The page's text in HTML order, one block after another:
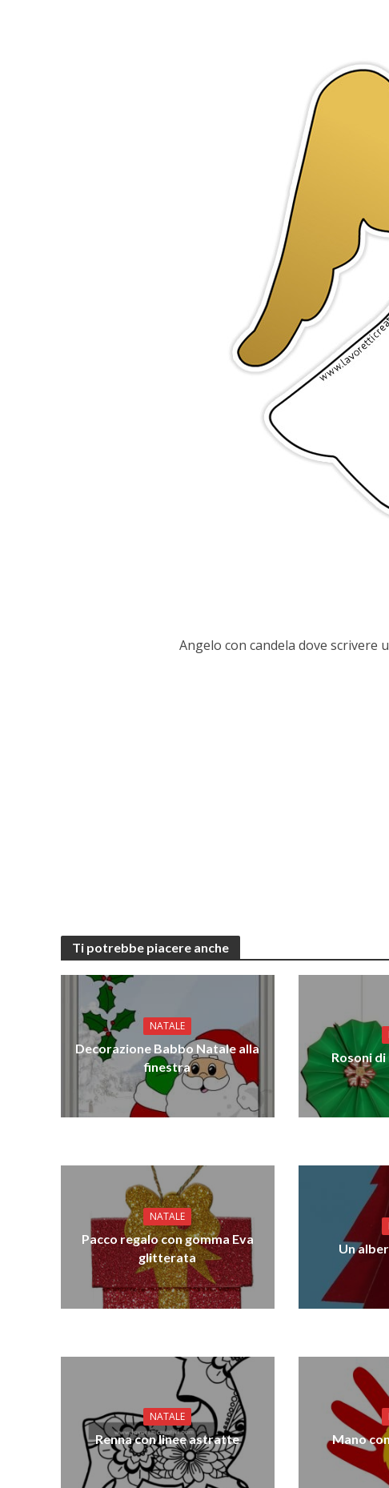
Angelo con candela dove scrivere
Ti potrebbe piacere anche
NATALE
Decorazione Babbo Natale alla
finestra
Rosoni
NATALE
Pacco regalo con gomma Eva
glitterata
Un
NATALE
Renna con linee astratte Mano